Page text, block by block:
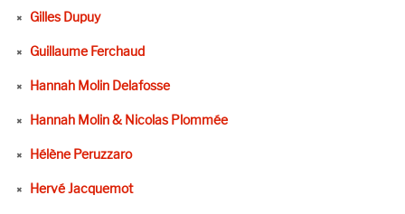
Gilles Dupuy
Guillaume Ferchaud
Hannah Molin Delafosse
Hannah Molin & Nicolas Plommée
Hélène Peruzzaro
Hervé Jacquemot